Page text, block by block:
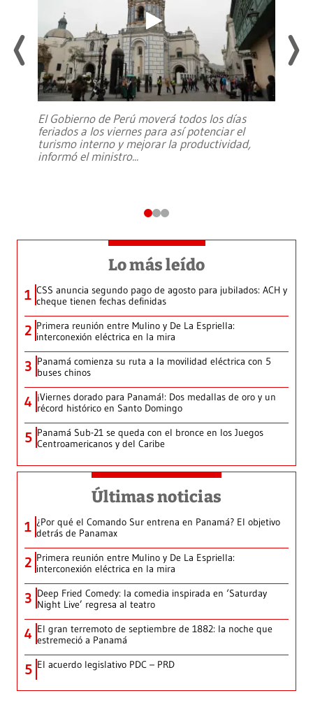
El Gobierno de Perú moverá todos los días
feriados a los viernes para así potenciar el
turismo interno y mejorar la productividad,
informó el ministro...
Lo más leído
1 CSS anuncia segundo pago de agosto para jubilados: ACH y
cheque tienen fechas definidas
2 Primera reunión entre Mulino y De La Espriella:
interconexión eléctrica en la mira
3 Panamá comienza su ruta a la movilidad eléctrica con 5
buses chinos
4 ¡Viernes dorado para Panamá!: Dos medallas de oro y un
récord histórico en Santo Domingo
5 Panamá Sub-21 se queda con el bronce en los Juegos
Centroamericanos y del Caribe
Últimas noticias
1 ¿Por qué el Comando Sur entrena en Panamá? El objetivo
detrás de Panamax
2 Primera reunión entre Mulino y De La Espriella:
interconexión eléctrica en la mira
3 Deep Fried Comedy: la comedia inspirada en ‘Saturday
Night Live’ regresa al teatro
4 El gran terremoto de septiembre de 1882: la noche que
estremeció a Panamá
5 El acuerdo legislativo PDC – PRD